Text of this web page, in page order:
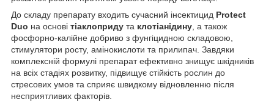
До складу препарату входить сучасний інсектицид Protect
Duo на основі тіаклоприду та клотіанідину, а також
фосфорно-калійне добриво з фунгіцидною складовою,
стимулятори росту, амінокислоти та прилипач. Завдяки
комплексній формулі препарат ефективно знищує шкідників
на всіх стадіях розвитку, підвищує стійкість рослин до
стресових умов та сприяє швидкому відновленню після
несприятливих факторів.